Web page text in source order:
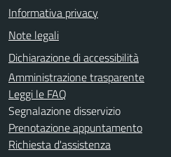
Informativa privacy
Note legali
Dichiarazione di accessibilità
Amministrazione trasparente
Leggi le FAQ
Segnalazione disservizio
Prenotazione appuntamento
Richiesta d'assistenza